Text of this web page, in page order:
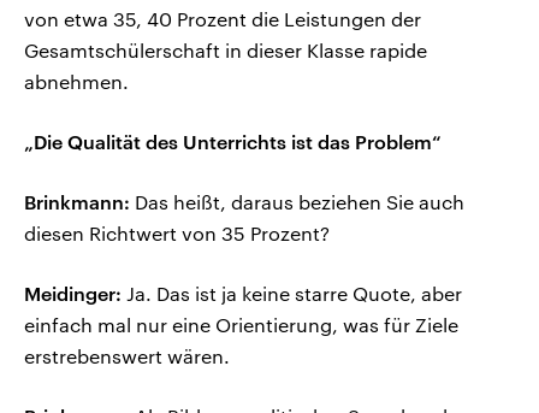
von etwa 35, 40 Prozent die Leistungen der
Gesamtschülerschaft in dieser Klasse rapide
abnehmen.
„Die Qualität des Unterrichts ist das Problem“
Brinkmann: Das heißt, daraus beziehen Sie auch
diesen Richtwert von 35 Prozent?
Meidinger: Ja. Das ist ja keine starre Quote, aber
einfach mal nur eine Orientierung, was für Ziele
erstrebenswert wären.